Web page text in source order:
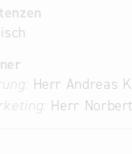
Herr Andreas
Herr